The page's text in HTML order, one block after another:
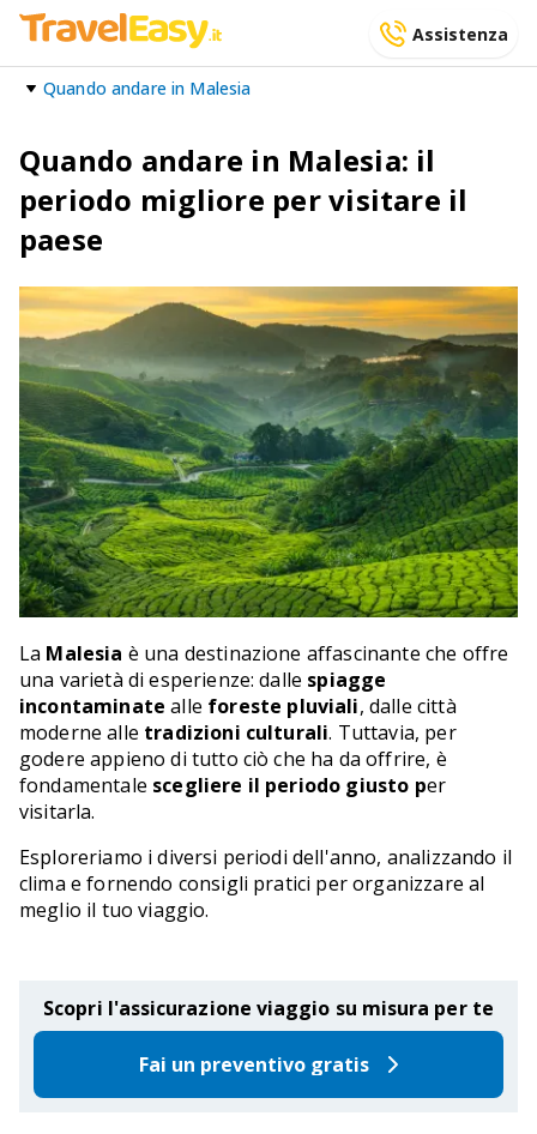
Assistenza
Quando andare in Malesia
Quando andare in Malesia: il
periodo migliore per visitare il
paese
La Malesia è una destinazione affascinante che offre
una varietà di esperienze: dalle spiagge
incontaminate alle foreste pluviali, dalle città
moderne alle tradizioni culturali. Tuttavia, per
godere appieno di tutto ciò che ha da offrire, è
fondamentale scegliere il periodo giusto per
visitarla.
Esploreriamo i diversi periodi dell'anno, analizzando il
clima e fornendo consigli pratici per organizzare al
meglio il tuo viaggio.
Scopri l'assicurazione viaggio su misura per te
Fai un preventivo gratis